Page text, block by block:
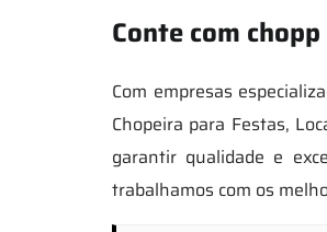
Conte com
Com empresas
Chopeira para Festas,
garantir qualidade e
trabalhamos com os